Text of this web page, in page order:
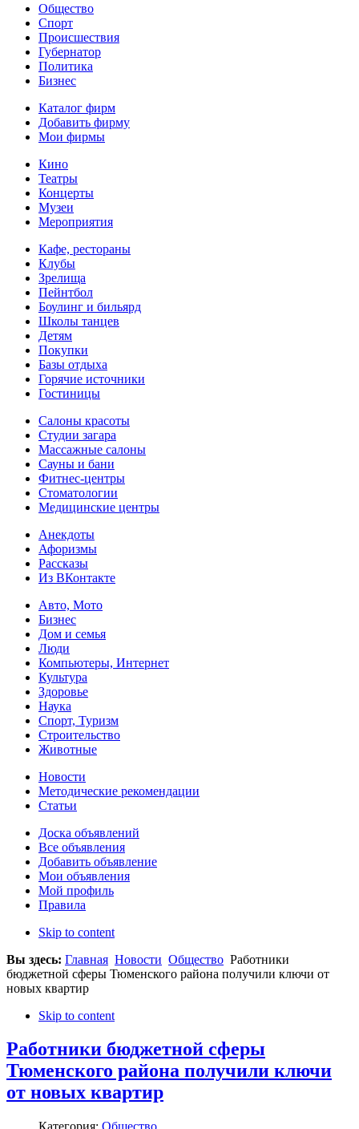
Общество
Спорт
Происшествия
Губернатор
Политика
Бизнес
Каталог фирм
Добавить фирму
Мои фирмы
Кино
Театры
Концерты
Музеи
Мероприятия
Кафе, рестораны
Клубы
Зрелища
Пейнтбол
Боулинг и бильярд
Школы танцев
Детям
Покупки
Базы отдыха
Горячие источники
Гостиницы
Салоны красоты
Студии загара
Массажные салоны
Сауны и бани
Фитнес-центры
Стоматологии
Медицинские центры
Анекдоты
Афоризмы
Рассказы
Из ВКонтакте
Авто, Мото
Бизнес
Дом и семья
Люди
Компьютеры, Интернет
Культура
Здоровье
Наука
Спорт, Туризм
Строительство
Животные
Новости
Методические рекомендации
Статьи
Доска объявлений
Все объявления
Добавить объявление
Мои объявления
Мой профиль
Правила
Skip to content
Вы здесь: Главная Новости Общество Работники
бюджетной сферы Тюменского района получили ключи от
новых квартир
Skip to content
Работники бюджетной сферы
Тюменского района получили ключи
от новых квартир